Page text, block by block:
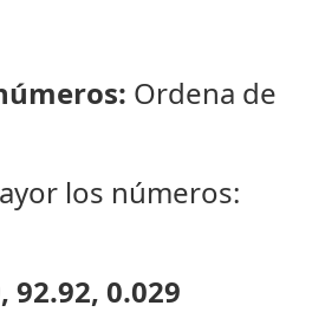
Ordena de
los números:
92.92, 0.029